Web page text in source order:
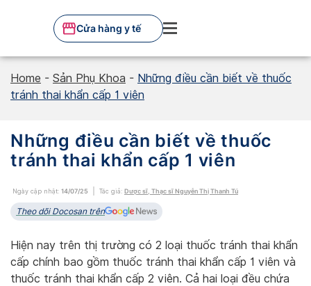
Cửa hàng y tế
Home - Sản Phụ Khoa - Những điều cần biết về thuốc
tránh thai khẩn cấp 1 viên
Những điều cần biết về thuốc
tránh thai khẩn cấp 1 viên
Ngày cập nhật: 14/07/25 Tác giả: Dược sĩ, Thạc sĩ Nguyễn Thị Thanh Tú
Theo dõi Docosan trên
Hiện nay trên thị trường có 2 loại thuốc tránh thai khẩn
cấp chính bao gồm thuốc tránh thai khẩn cấp 1 viên và
thuốc tránh thai khẩn cấp 2 viên. Cả hai loại đều chứa